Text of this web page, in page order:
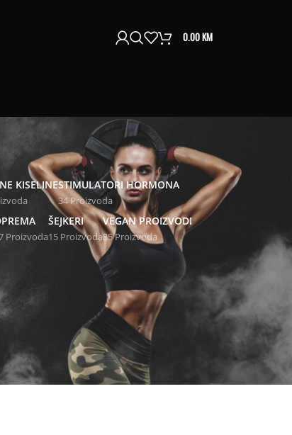
0.00KM
KISELINESTIMULATORI HORMONA
34 Proizvoda
Proizvoda
ŠEJKERI
15 Proizvoda
VEGAN PROIZVODI
35 Proizvoda